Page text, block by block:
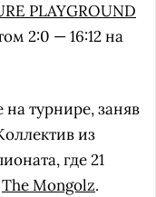
PLAYGROUND
2:0 — 16:12 на
турнире, заняв
из
где 21
The Mongolz.